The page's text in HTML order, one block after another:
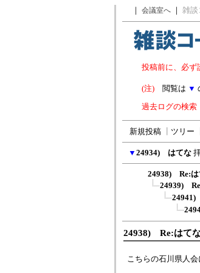
｜ 会議室へ ｜ 雑談
投稿前に、必ず
(注) 閲覧は ▼
過去ログの検索
新規投稿 ツリー
▼ 24934) はてな
24938) Re:は
24939)
24938) Re:はて
こちらの石川県人会